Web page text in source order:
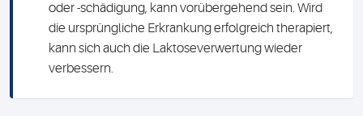
oder -schädigung, kann vorübergehend sein. Wird
die ursprüngliche Erkrankung erfolgreich therapiert,
kann sich auch die Laktoseverwertung wieder
verbessern.